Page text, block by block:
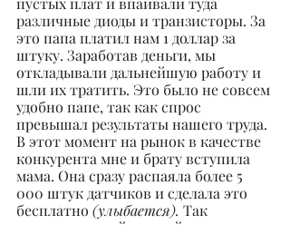
различные диоды и транзисторы. За
это папа платил нам 1 доллар за
штуку. Заработав деньги, мы
откладывали дальнейшую работу и
шли их тратить. Это было не совсем
удобно папе, так как спрос
превышал результаты нашего труда.
В этот момент на рынок в качестве
конкурента мне и брату вступила
мама. Она сразу распаяла более 5
000 штук датчиков и сделала это
бесплатно (улыбается). Так